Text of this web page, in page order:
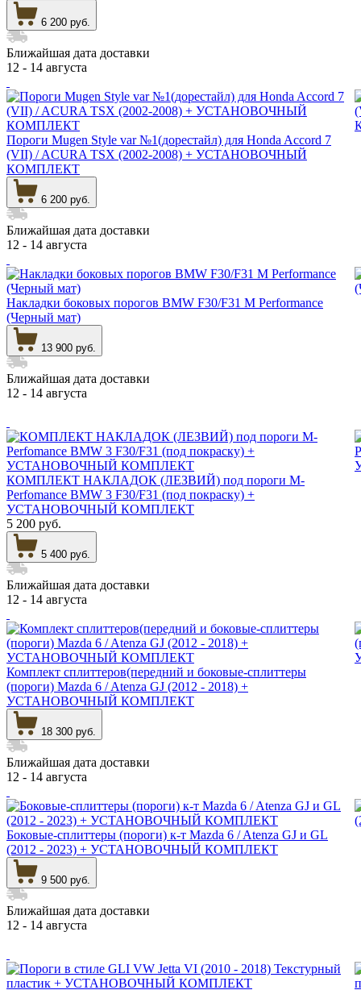
6 200 руб.
Ближайшая дата доставки
12 - 14 августа
Пороги Mugen Style var №1(дорестайл) для Honda Accord 7
(VII) / ACURA TSX (2002-2008) + УСТАНОВОЧНЫЙ
КОМПЛЕКТ
6 200 руб.
Ближайшая дата доставки
12 - 14 августа
Накладки боковых порогов BMW F30/F31 M Performance
(Черный мат)
13 900 руб.
Ближайшая дата доставки
12 - 14 августа
КОМПЛЕКТ НАКЛАДОК (ЛЕЗВИЙ) под пороги M-
Perfomance BMW 3 F30/F31 (под покраску) +
УСТАНОВОЧНЫЙ КОМПЛЕКТ
5 200 руб.
5 400 руб.
Ближайшая дата доставки
12 - 14 августа
Комплект сплиттеров(передний и боковые-сплиттеры
(пороги) Mazda 6 / Atenza GJ (2012 - 2018) +
УСТАНОВОЧНЫЙ КОМПЛЕКТ
18 300 руб.
Ближайшая дата доставки
12 - 14 августа
Боковые-сплиттеры (пороги) к-т Mazda 6 / Atenza GJ и GL
(2012 - 2023) + УСТАНОВОЧНЫЙ КОМПЛЕКТ
9 500 руб.
Ближайшая дата доставки
12 - 14 августа